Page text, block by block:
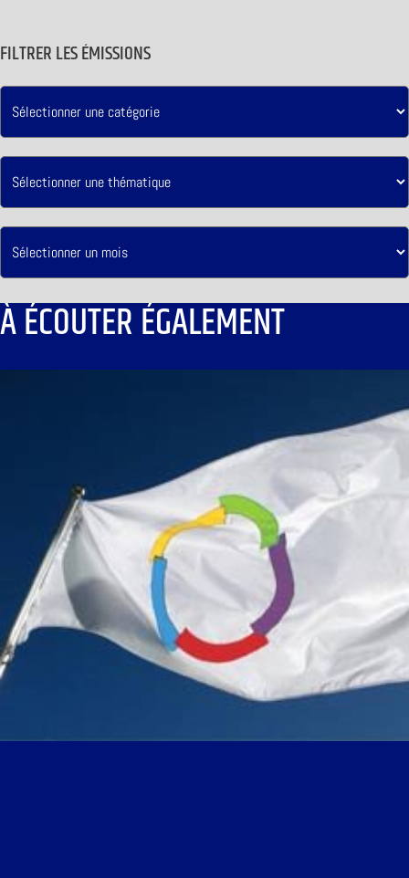
FILTRER LES ÉMISSIONS
À ÉCOUTER ÉGALEMENT